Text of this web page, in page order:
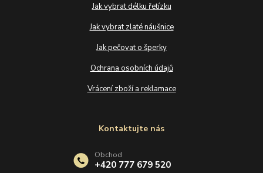
Jak vybrat délku řetízku
Jak vybrat zlaté náušnice
Jak pečovat o šperky
Ochrana osobních údajů
Vrácení zboží a reklamace
Kontaktujte nás
Obchod
+420 777 679 520